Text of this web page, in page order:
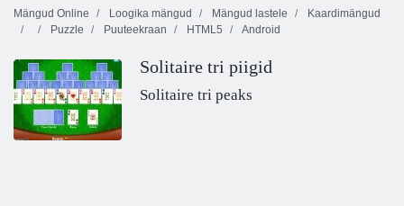
Mängud Online
Loogika mängud Mängud lastele
Kaardimängud
Puzzle
Puuteekraan HTML5 Android
Solitaire tri piigid
Solitaire tri peaks